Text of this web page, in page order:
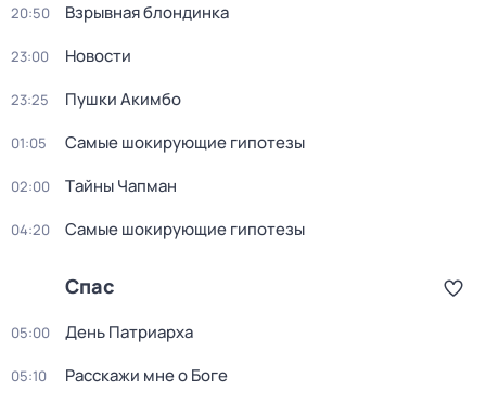
20:50 Взрывная блондинка
23:00 Новости
23:25 Пушки Акимбо
01:05 Самые шoкиpующие гипотезы
02:00 Тaйны Чапман
04:20 Самые шoкиpующие гипотезы
Спас
05:00 День Патриарха
05:10 Расскажи мне о Боге